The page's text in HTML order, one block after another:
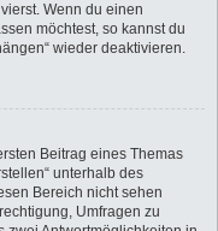
Wenn du einen
möchtest, so kannst du
wieder deaktivieren.
Beitrag eines Themas
unterhalb des
Bereich nicht sehen
Umfragen zu